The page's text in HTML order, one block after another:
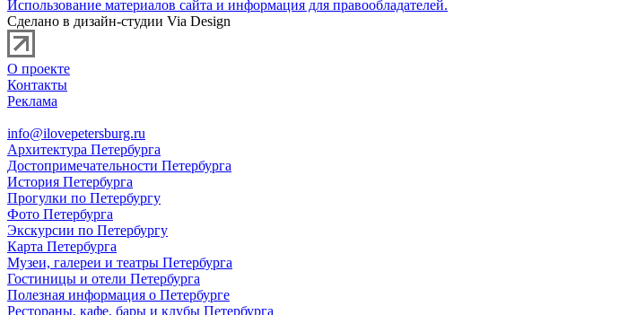
Использование материалов сайта и информация для правообладателей.
Сделано в дизайн-студии Via Design
О проекте
Контакты
Реклама
info@ilovepetersburg.ru
Архитектура Петербурга
Достопримечательности Петербурга
История Петербурга
Прогулки по Петербургу
Фото Петербурга
Экскурсии по Петербургу
Карта Петербурга
Музеи, галереи и театры Петербурга
Гостиницы и отели Петербурга
Полезная информация о Петербурге
Рестораны, кафе, бары и клубы Петербурга